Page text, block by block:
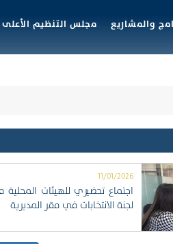
والمشاريع مجلس التنظيم الأعلى
11/01/2026
اجتماع تحضيري للهيئات المحلية
لجنة الانتخابات في مقر المديرية